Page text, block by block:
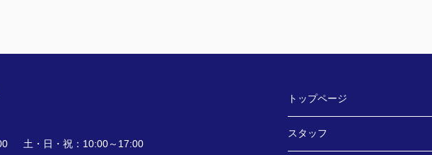
土・日・祝：10:00～17:00
トップページ
スタッフ